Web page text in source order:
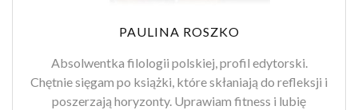
PAULINA ROSZKO
Absolwentka filologii polskiej, profil edytorski.
Chętnie sięgam po książki, które skłaniają do refleksji i
poszerzają horyzonty. Uprawiam fitness i lubię